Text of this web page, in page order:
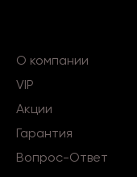
О компании
VIP
Акции
Гарантия
Вопрос-Ответ